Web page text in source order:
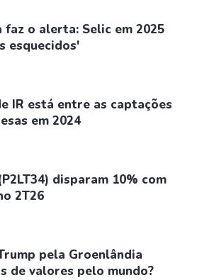
faz o alerta: Selic em 2025
esquecidos'
IR está entre as captações
em 2024
disparam 10% com
2T26
pela Groenlândia
de valores pelo mundo?